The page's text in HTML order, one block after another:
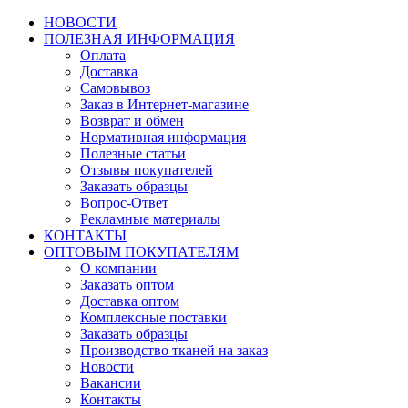
НОВОСТИ
ПОЛЕЗНАЯ ИНФОРМАЦИЯ
Оплата
Доставка
Самовывоз
Заказ в Интернет-магазине
Возврат и обмен
Нормативная информация
Полезные статьи
Отзывы покупателей
Заказать образцы
Вопрос-Ответ
Рекламные материалы
КОНТАКТЫ
ОПТОВЫМ ПОКУПАТЕЛЯМ
О компании
Заказать оптом
Доставка оптом
Комплексные поставки
Заказать образцы
Производство тканей на заказ
Новости
Вакансии
Контакты